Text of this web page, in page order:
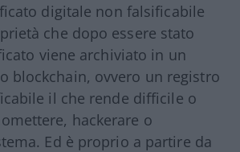
digitale non falsificabile
che dopo essere stato
viene archiviato in un
blockchain, ovvero un registro
il che rende difficile o
hackerare o
Ed è proprio a partire da